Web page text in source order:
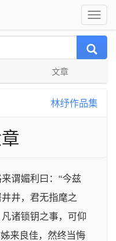
文章
林纾作品集
谓媚利曰：“今兹
井，君无指麾之
诸锁钥之事，可仰
来良佳，然终当悔